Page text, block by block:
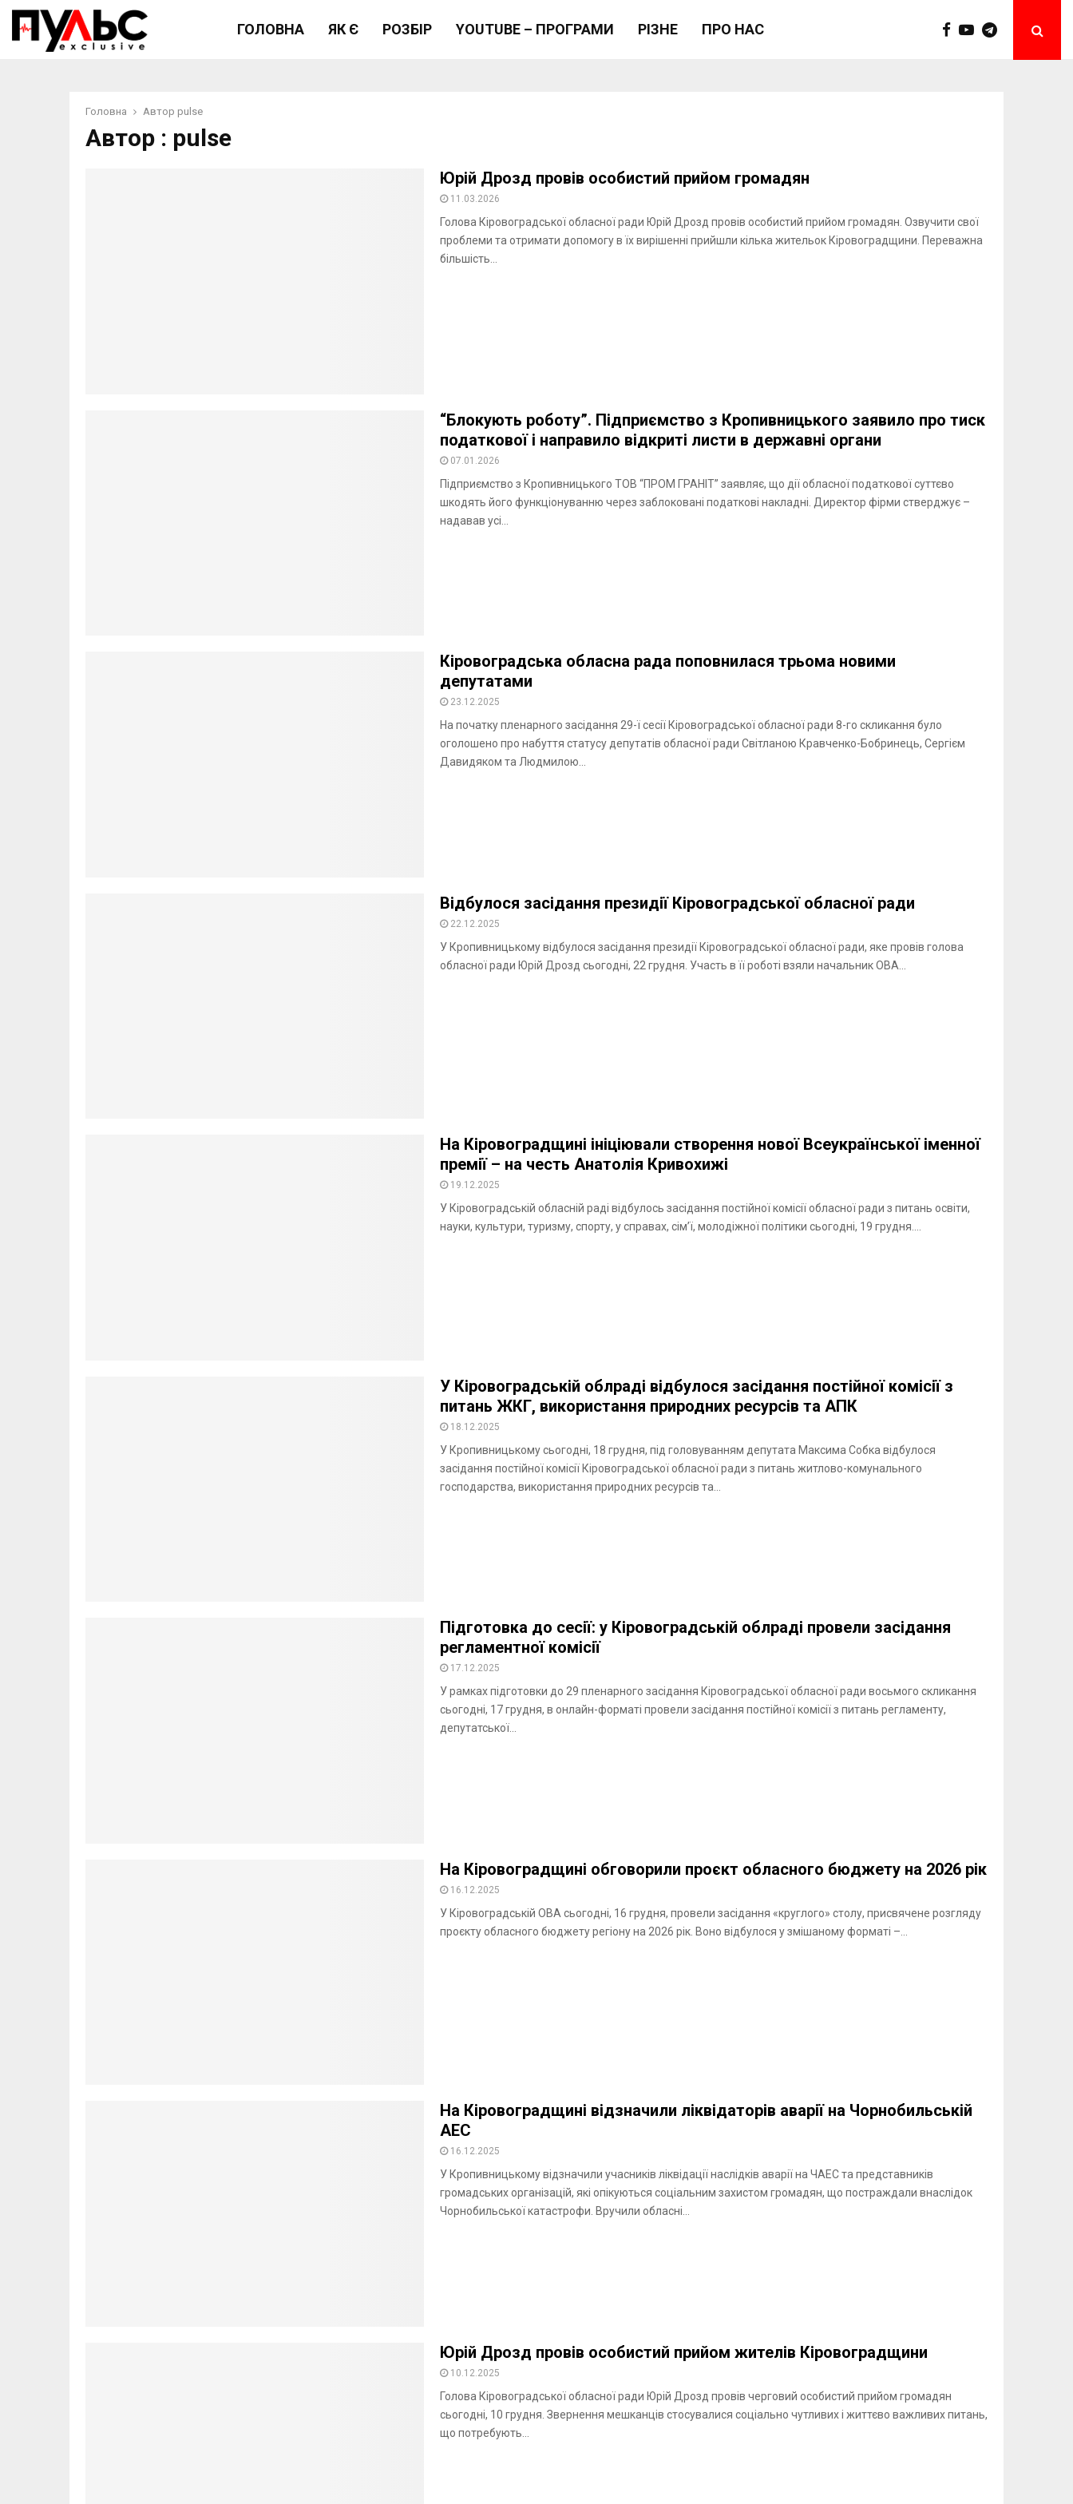
ГОЛОВНА ЯК Є РОЗБІР YOUTUBE – ПРОГРАМИ РІЗНЕ ПРО НАС
Головна Автор pulse
Автор : pulse
Юрій Дрозд провів особистий прийом громадян
11.03.2026
Голова Кіровоградської обласної ради Юрій Дрозд провів особистий прийом громадян. Озвучити свої
проблеми та отримати допомогу в їх вирішенні прийшли кілька жительок Кіровоградщини. Переважна
більшість...
“Блокують роботу”. Підприємство з Кропивницького заявило про тиск
податкової і направило відкриті листи в державні органи
07.01.2026
Підприємство з Кропивницького ТОВ “ПРОМ ГРАНІТ” заявляє, що дії обласної податкової суттєво
шкодять його функціонуванню через заблоковані податкові накладні. Директор фірми стверджує –
надавав усі...
Кіровоградська обласна рада поповнилася трьома новими
депутатами
23.12.2025
На початку пленарного засідання 29-ї сесії Кіровоградської обласної ради 8-го скликання було
оголошено про набуття статусу депутатів обласної ради Світланою Кравченко-Бобринець, Сергієм
Давидяком та Людмилою...
Відбулося засідання президії Кіровоградської обласної ради
22.12.2025
У Кропивницькому відбулося засідання президії Кіровоградської обласної ради, яке провів голова
обласної ради Юрій Дрозд сьогодні, 22 грудня. Участь в її роботі взяли начальник ОВА...
На Кіровоградщині ініціювали створення нової Всеукраїнської іменної
премії – на честь Анатолія Кривохижі
19.12.2025
У Кіровоградській обласній раді відбулось засідання постійної комісії обласної ради з питань освіти,
науки, культури, туризму, спорту, у справах, сім’ї, молодіжної політики сьогодні, 19 грудня....
У Кіровоградській облраді відбулося засідання постійної комісії з
питань ЖКГ, використання природних ресурсів та АПК
18.12.2025
У Кропивницькому сьогодні, 18 грудня, під головуванням депутата Максима Собка відбулося
засідання постійної комісії Кіровоградської обласної ради з питань житлово-комунального
господарства, використання природних ресурсів та...
Підготовка до сесії: у Кіровоградській облраді провели засідання
регламентної комісії
17.12.2025
У рамках підготовки до 29 пленарного засідання Кіровоградської обласної ради восьмого скликання
сьогодні, 17 грудня, в онлайн-форматі провели засідання постійної комісії з питань регламенту,
депутатської...
На Кіровоградщині обговорили проєкт обласного бюджету на 2026 рік
16.12.2025
У Кіровоградській ОВА сьогодні, 16 грудня, провели засідання «круглого» столу, присвячене розгляду
проєкту обласного бюджету регіону на 2026 рік. Воно відбулося у змішаному форматі –...
На Кіровоградщині відзначили ліквідаторів аварії на Чорнобильській
АЕС
16.12.2025
У Кропивницькому відзначили учасників ліквідації наслідків аварії на ЧАЕС та представників
громадських організацій, які опікуються соціальним захистом громадян, що постраждали внаслідок
Чорнобильської катастрофи. Вручили обласні...
Юрій Дрозд провів особистий прийом жителів Кіровоградщини
10.12.2025
Голова Кіровоградської обласної ради Юрій Дрозд провів черговий особистий прийом громадян
сьогодні, 10 грудня. Звернення мешканців стосувалися соціально чутливих і життєво важливих питань,
що потребують...